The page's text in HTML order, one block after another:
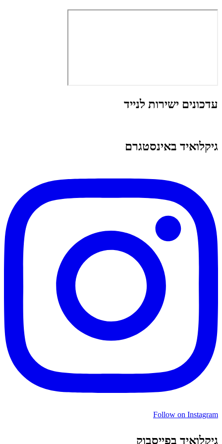
עדכונים ישירות לנייד
גיקלואיד באינסטגרם
Follow on Instagram
גיקלואיד בפייסבוק